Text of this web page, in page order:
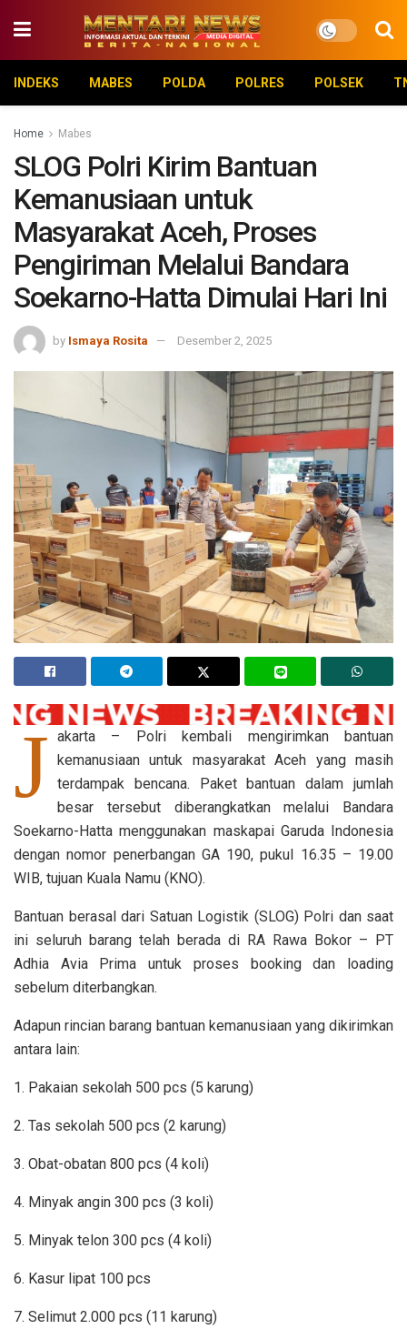
INDEKS MABES POLDA POLRES POLSEK
Home Mabes
SLOG Polri Kirim Bantuan
Kemanusiaan untuk
Masyarakat Aceh, Proses
Pengiriman Melalui Bandara
Soekarno-Hatta Dimulai Hari Ini
by Ismaya Rosita Desember 2, 2025
J akarta – Polri kembali mengirimkan bantuan
kemanusiaan untuk masyarakat Aceh yang masih
terdampak bencana. Paket bantuan dalam jumlah
besar tersebut diberangkatkan melalui Bandara
Soekarno-Hatta menggunakan maskapai Garuda Indonesia
dengan nomor penerbangan GA 190, pukul 16.35 – 19.00
WIB, tujuan Kuala Namu (KNO).
Bantuan berasal dari Satuan Logistik (SLOG) Polri dan saat
ini seluruh barang telah berada di RA Rawa Bokor – PT
Adhia Avia Prima untuk proses booking dan loading
sebelum diterbangkan.
Adapun rincian barang bantuan kemanusiaan yang dikirimkan
antara lain:
1. Pakaian sekolah 500 pcs (5 karung)
2. Tas sekolah 500 pcs (2 karung)
3. Obat-obatan 800 pcs (4 koli)
4. Minyak angin 300 pcs (3 koli)
5. Minyak telon 300 pcs (4 koli)
6. Kasur lipat 100 pcs
7. Selimut 2.000 pcs (11 karung)